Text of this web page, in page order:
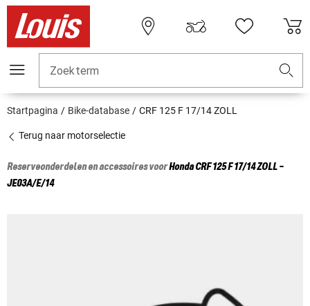
Zoekterm
Startpagina Bike-database CRF 125 F 17/14 ZOLL
Terug naar motorselectie
Reserveonderdelen en accessoires voorHondaCRF 125 F 17/14 ZOLL -
JE03A/E/14